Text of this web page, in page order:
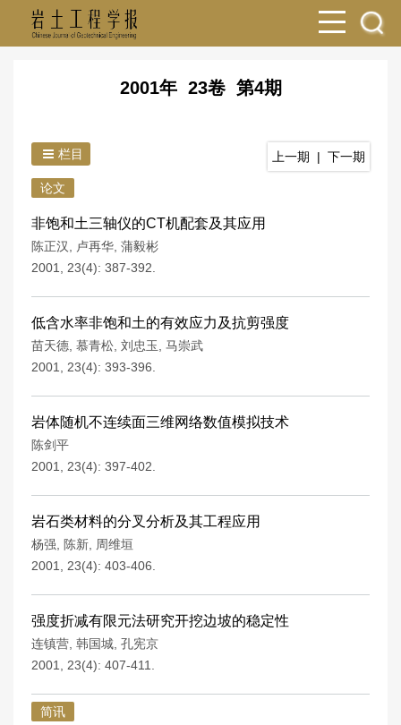
2001年 23卷 第4期
栏目 上一期 | 下一期
论文
非饱和土三轴仪的CT机配套及其应用
陈正汉 卢再华 蒲毅彬
2001, 23(4): 387-392.
低含水率非饱和土的有效应力及抗剪强度
苗天德 慕青松 刘忠玉
马崇武
2001, 23(4): 393-396.
岩体随机不连续面三维网络数值模拟技术
陈剑平
2001, 23(4): 397-402.
岩石类材料的分叉分析及其工程应用
杨强 陈新
周维垣
2001, 23(4): 403-406.
强度折减有限元法研究开挖边坡的稳定性
连镇营 韩国城 孔宪京
2001, 23(4): 407-411.
简讯